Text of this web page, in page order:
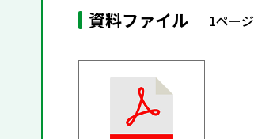
資料ファイル 1ページ